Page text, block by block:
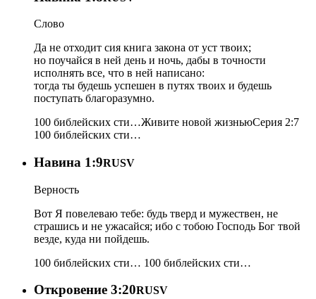
Слово
Да не отходит сия книга закона от уст твоих;
но поучайся в ней день и ночь, дабы в точности
исполнять все, что в ней написано:
тогда ты будешь успешен в путях твоих и будешь
поступать благоразумно.
100 библейских сти…Живите новой жизньюСерия 2:7
100 библейских сти…
Навина 1:9RUSV
Верность
Вот Я повелеваю тебе: будь тверд и мужествен, не
страшись и не ужасайся; ибо с тобою Господь Бог твой
везде, куда ни пойдешь.
100 библейских сти… 100 библейских сти…
Откровение 3:20RUSV